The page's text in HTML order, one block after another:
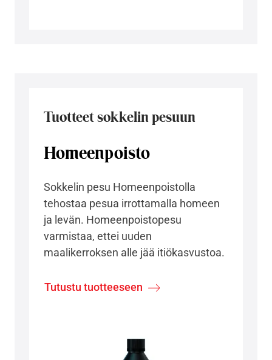
Tuotteet sokkelin pesuun
Homeenpoisto
Sokkelin pesu Homeenpoistolla
tehostaa pesua irrottamalla homeen
ja levän. Homeenpoistopesu
varmistaa, ettei uuden
maalikerroksen alle jää itiökasvustoa.
Tutustu tuotteeseen